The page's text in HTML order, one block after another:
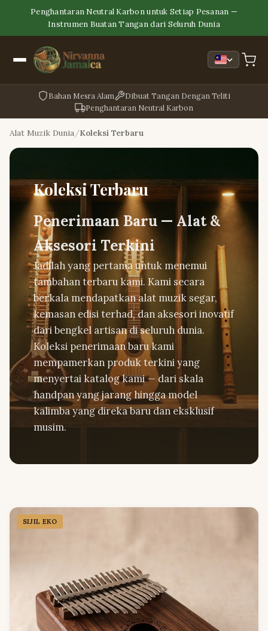
Penghantaran Neutral Karbon untuk Setiap Pesanan —
Instrumen Buatan Tangan dari Seluruh Dunia
Bahan Mesra Alam
Dibuat Tangan Dengan Teliti
Penghantaran Neutral Karbon
Alat Muzik Dunia Koleksi Terbaru
Koleksi Terbaru
Penerimaan Baru — Alat &
Aksesori Terkini
Jadilah yang pertama untuk menemui
tambahan terbaru kami. Kami secara
berkala mendapatkan alat muzik segar,
kemasan edisi terhad, dan aksesori inovatif
dari bengkel artisan di seluruh dunia.
Koleksi penerimaan baru kami
mempamerkan produk terkini yang
menyertai katalog kami — dari skala
handpan yang jarang hingga model
kalimba yang direka baru dan eksklusif
musim.
SIJIL EKO